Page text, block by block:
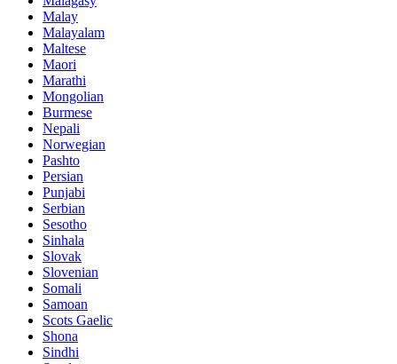
Malay
Malayalam
Maltese
Maori
Marathi
Mongolian
Burmese
Nepali
Norwegian
Pashto
Persian
Punjabi
Serbian
Sesotho
Sinhala
Slovak
Slovenian
Somali
Samoan
Scots Gaelic
Shona
Sindhi